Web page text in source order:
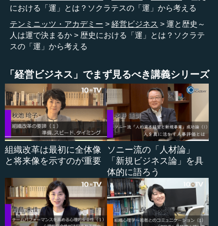
はご記憶にある方はいますか。われわれの世代は高校時代
のがいいということで、当時の子どもたちは薄いものから
読んでいました。そうすると、2つ性格の違う本を読みま
す。
１つは、マルクスの『共産党宣言』です。もう１つは
『ソクラテスの弁明』という、プラトンなどが編んでいっ
た本です。『ソクラテスの弁明』（が収められた本）には
もう1つ、『クリトン』という別の作品が入っている。この
2つは当時の子どもたちに比較的人気があって、成長過程で
（大学に入っていく中で）読んでいきました。
●「運」とはいいことばかりではない…ソクラテスの
「運」から考える
ソクラテスはBC5世紀に生きた人ですが、彼がなぜ毒を
仰いで死ぬことになったかというと、告発されるからで
す。日本風にいうと、因縁です。アテネ（アテナイ）の若
における「運」とは？ソクラテスの「運」から考える
テンミニッツ・アカデミー
経営ビジネス
運と歴史～
人は運で決まるか
歴史における「運」とは？ソクラテ
スの「運」から考える
「経営ビジネス」でまず見るべき講義シリーズ
組織改革は最初に全体像
と将来像を示すのが重要
ソニー流の「人材論」
「新規ビジネス論」を具
体的に語ろう